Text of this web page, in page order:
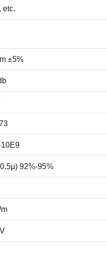
etc.
±5%
92%-95%